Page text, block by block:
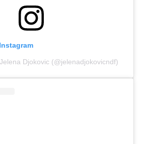
Djokovic (@jelenadjokovicndf)